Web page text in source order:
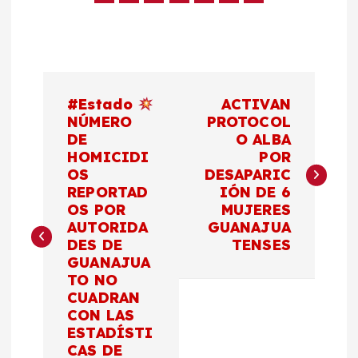
g
#Estado
NÚMERO
DE
HOMICIDI
OS
REPORTAD
OS POR
AUTORIDA
DES DE
GUANAJUA
TO NO
CUADRAN
CON LAS
ESTADÍSTI
CAS DE
ACTIVAN
PROTOCOL
O ALBA
POR
DESAPARIC
IÓN DE 6
MUJERES
GUANAJUA
TENSES